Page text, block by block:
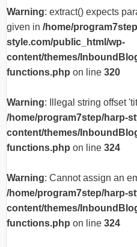
Warning: extract() expects
given in /home/
style.com/public_html/wp-
content/themes/
functions.php on line 320
Warning: Illegal string offset
/home/program7step/harp-
content/themes/
functions.php on line 324
Warning: Cannot assign an
/home/program7step/harp-
content/themes/
functions.php on line 324